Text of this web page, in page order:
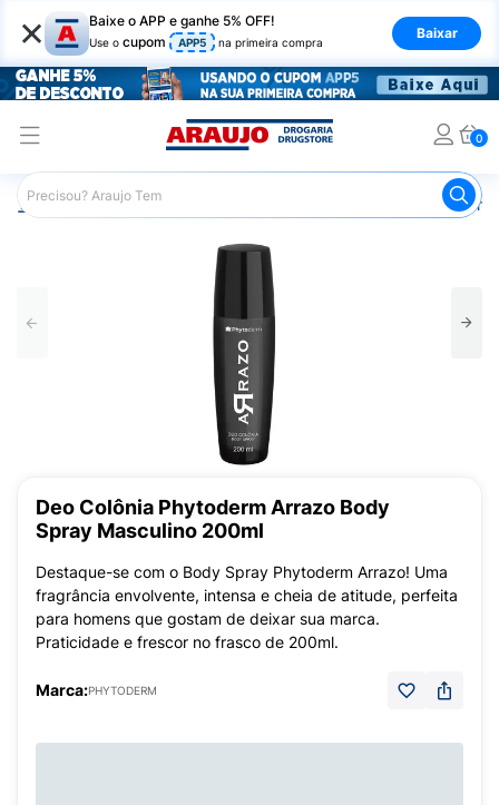
× Baixe o APP e ganhe 5% OFF!
Use o cupom APP5 na primeira compra
Baixar
0
Araujo Beleza e Cuidados
Deo Colônia Phytoderm Arrazo Body
Spray Masculino 200ml
Destaque-se com o Body Spray Phytoderm Arrazo! Uma
fragrância envolvente, intensa e cheia de atitude, perfeita
para homens que gostam de deixar sua marca.
Praticidade e frescor no frasco de 200ml.
Marca:PHYTODERM